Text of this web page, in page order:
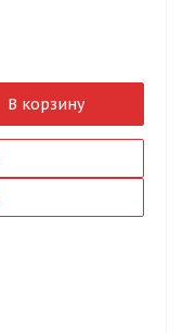
В корзину